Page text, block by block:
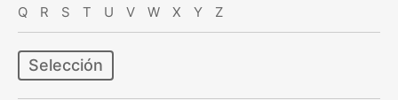
Q
R S T U V W X Y Z
Selección